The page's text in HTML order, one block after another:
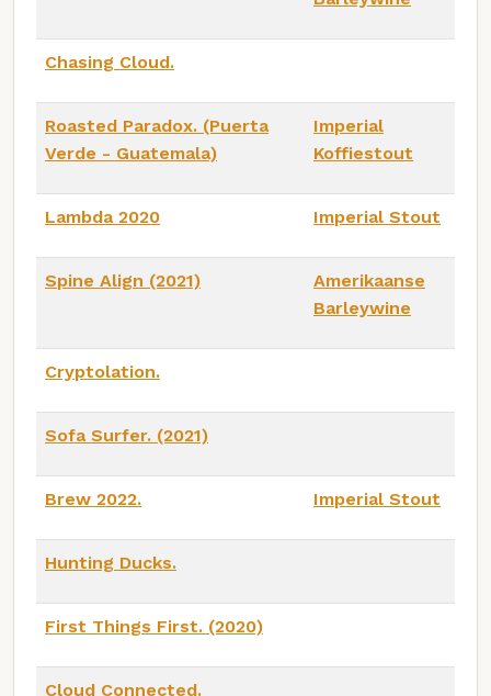
Chasing Cloud.
Roasted Paradox. (Puerta
Verde - Guatemala)
Imperial
Koffiestout
Lambda 2020 Imperial Stout
Spine Align (2021)
Amerikaanse
Barleywine
Cryptolation.
Sofa Surfer. (2021)
Brew 2022. Imperial Stout
Hunting Ducks.
First Things First. (2020)
Cloud Connected.